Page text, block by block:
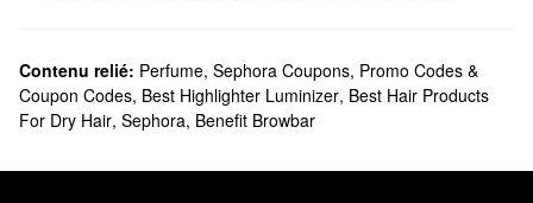
Contenu relié: Perfume, Sephora Coupons, Promo Codes &
Coupon Codes, Best Highlighter Luminizer, Best Hair Products
For Dry Hair, Sephora, Benefit Browbar